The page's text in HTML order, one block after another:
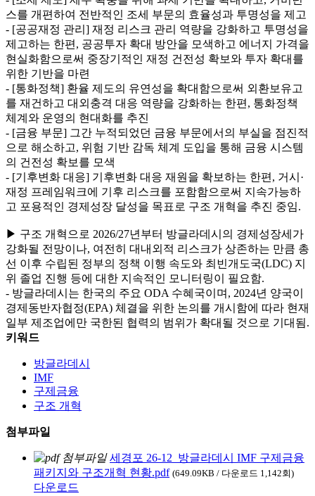
스를 개편하여 전반적인 조세 부문의 효율성과 투명성을 제고
- [공공재정 관리] 재정 리스크 관리 역량을 강화하고 투명성을
제고하는 한편, 공공투자 확대 방안을 모색하고 에너지 가격을
현실화함으로써 중장기적인 재정 건전성 확보와 투자 확대를
위한 기반을 마련
- [통화정책] 환율 제도의 유연성을 확대함으로써 외환보유고
를 재건하고 대외충격 대응 역량을 강화하는 한편, 통화정책
체계와 운영의 현대화를 추진
- [금융 부문] 그간 누적되었던 금융 부문에서의 부실을 점진적
으로 해소하고, 위험 기반 감독 체계 도입을 통해 금융 시스템
의 건전성 확보를 모색
- [기후변화 대응] 기후변화 대응 재원을 확보하는 한편, 거시·
재정 프레임워크에 기후 리스크를 포함함으로써 지속가능하
고 포용적인 경제성장 달성을 목표로 구조 개혁을 추진 중임.
▶ 구조 개혁으로 2026/27년부터 방글라데시의 경제성장세가
강화될 전망이나, 여전히 대내외적 리스크가 상존하는 만큼 총
선 이후 수립된 정부의 정책 이행 속도와 최빈개도국(LDC) 지
위 졸업 진행 등에 대한 지속적인 모니터링이 필요함.
- 방글라데시는 한국의 주요 ODA 수혜국이며, 2024년 양국이
경제동반자협정(EPA) 체결을 위한 논의를 개시함에 따라 현재
일부 제조업에만 국한된 협력의 범위가 확대될 것으로 기대됨.
키워드
방글라데시
IMF
구제금융
구조 개혁
첨부파일
세경포 26-12_방글라데시 IMF 구제금융
패키지와 구조개혁 현황.pdf (649.09KB / 다운로드 1,142회)
다운로드